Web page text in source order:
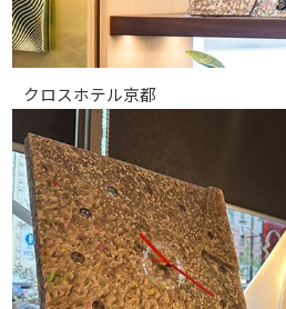
クロスホテル京都